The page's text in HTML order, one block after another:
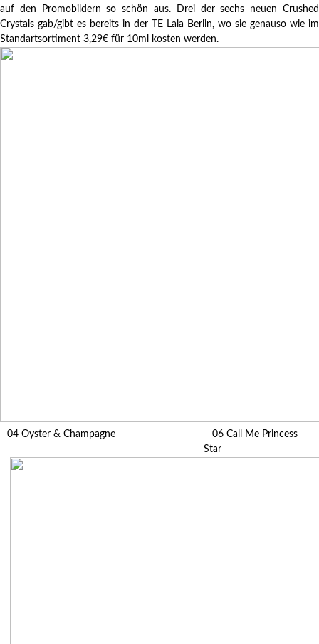
auf den Promobildern so schön aus. Drei der sechs neuen Crushed
Crystals gab/gibt es bereits in der TE Lala Berlin, wo sie genauso wie im
Standartsortiment 3,29€ für 10ml kosten werden.
04 Oyster & Champagne 06 Call Me
Star